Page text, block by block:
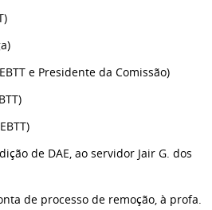
e Presidente da Comissão)
de DAE, ao servidor Jair G. dos
de processo de remoção, à profa.